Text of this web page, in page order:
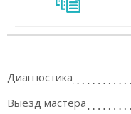
Диагностика
Выезд мастера